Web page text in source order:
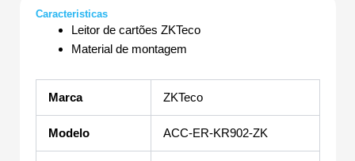
Caracteristicas
Leitor de cartões ZKTeco
Material de montagem
Marca ZKTeco
Modelo ACC-ER-KR902-ZK